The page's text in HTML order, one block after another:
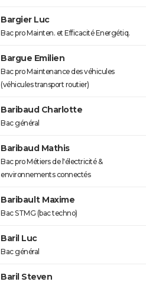
Bargier Luc
Bac pro Mainten. et Efficacité Energétiq.
Bargue Emilien
Bac pro Maintenance des véhicules
(véhicules transport routier)
Baribaud Charlotte
Bac général
Baribaud Mathis
Bac pro Métiers de l'électricité &
environnements connectés
Baribault Maxime
Bac STMG (bac techno)
Baril Luc
Bac général
Baril Steven